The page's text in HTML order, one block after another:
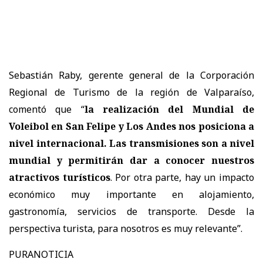
Sebastián Raby, gerente general de la Corporación
Regional de Turismo de la región de Valparaíso,
comentó que “la realización del Mundial de
Voleibol en San Felipe y Los Andes nos posiciona a
nivel internacional. Las transmisiones son a nivel
mundial y permitirán dar a conocer nuestros
atractivos turísticos. Por otra parte, hay un impacto
económico muy importante en alojamiento,
gastronomía, servicios de transporte. Desde la
perspectiva turista, para nosotros es muy relevante”.
PURANOTICIA